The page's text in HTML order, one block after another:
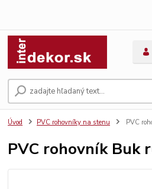
Úvod PVC rohovníky na stenu PVC
PVC rohovník Buk